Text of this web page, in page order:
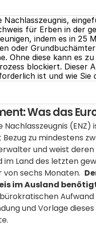
Nachlasszeugnis,
für Erben in der
indem es in 25
oder
Ohne diese kann es
blockiert. Dieser
ist und wie Sie
Was das
Nachlasszeugnis
zu mindestens
und weist
im Land des letzten
von sechs Monaten.
im Ausland
und Vorlage